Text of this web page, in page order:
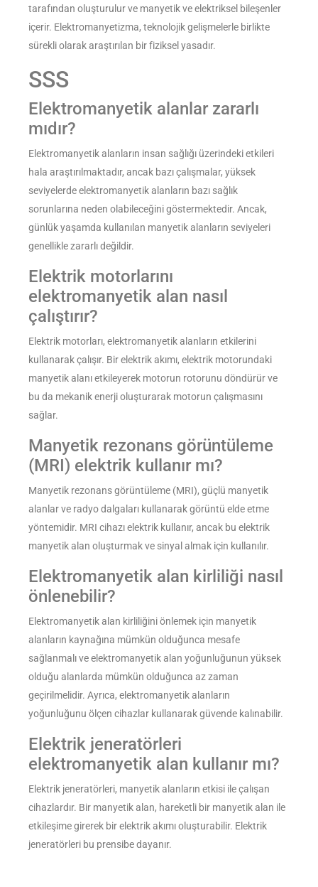
tarafından oluşturulur ve manyetik ve elektriksel bileşenler
içerir. Elektromanyetizma, teknolojik gelişmelerle birlikte
sürekli olarak araştırılan bir fiziksel yasadır.
SSS
Elektromanyetik alanlar zararlı
mıdır?
Elektromanyetik alanların insan sağlığı üzerindeki etkileri
hala araştırılmaktadır, ancak bazı çalışmalar, yüksek
seviyelerde elektromanyetik alanların bazı sağlık
sorunlarına neden olabileceğini göstermektedir. Ancak,
günlük yaşamda kullanılan manyetik alanların seviyeleri
genellikle zararlı değildir.
Elektrik motorlarını
elektromanyetik alan nasıl
çalıştırır?
Elektrik motorları, elektromanyetik alanların etkilerini
kullanarak çalışır. Bir elektrik akımı, elektrik motorundaki
manyetik alanı etkileyerek motorun rotorunu döndürür ve
bu da mekanik enerji oluşturarak motorun çalışmasını
sağlar.
Manyetik rezonans görüntüleme
(MRI) elektrik kullanır mı?
Manyetik rezonans görüntüleme (MRI), güçlü manyetik
alanlar ve radyo dalgaları kullanarak görüntü elde etme
yöntemidir. MRI cihazı elektrik kullanır, ancak bu elektrik
manyetik alan oluşturmak ve sinyal almak için kullanılır.
Elektromanyetik alan kirliliği nasıl
önlenebilir?
Elektromanyetik alan kirliliğini önlemek için manyetik
alanların kaynağına mümkün olduğunca mesafe
sağlanmalı ve elektromanyetik alan yoğunluğunun yüksek
olduğu alanlarda mümkün olduğunca az zaman
geçirilmelidir. Ayrıca, elektromanyetik alanların
yoğunluğunu ölçen cihazlar kullanarak güvende kalınabilir.
Elektrik jeneratörleri
elektromanyetik alan kullanır mı?
Elektrik jeneratörleri, manyetik alanların etkisi ile çalışan
cihazlardır. Bir manyetik alan, hareketli bir manyetik alan ile
etkileşime girerek bir elektrik akımı oluşturabilir. Elektrik
jeneratörleri bu prensibe dayanır.